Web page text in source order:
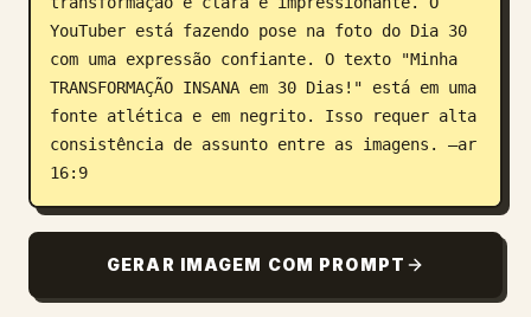
YouTuber está fazendo pose na foto do Dia 30
com uma expressão confiante. O texto "Minha
TRANSFORMAÇÃO INSANA em 30 Dias!" está em uma
fonte atlética e em negrito. Isso requer alta
consistência de assunto entre as imagens. –ar
16:9
GERAR IMAGEM COM PROMPT